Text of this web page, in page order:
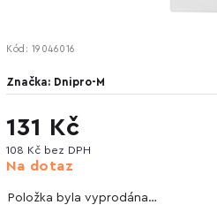
Kód: 19046016
Značka: Dnipro-M
131 Kč
108 Kč bez DPH
Na dotaz
Položka byla vyprodána…